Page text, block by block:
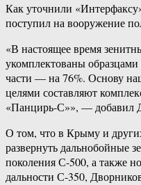
Как уточнили
поступил на вооружение
«В настоящее время
укомплектованы
части — на 76%. Основу
целями составляют
«Панцирь-С»», — добавил
О том, что в Крыму и
развернуть дальнобойные
поколения С-500, а также
дальности С-350,